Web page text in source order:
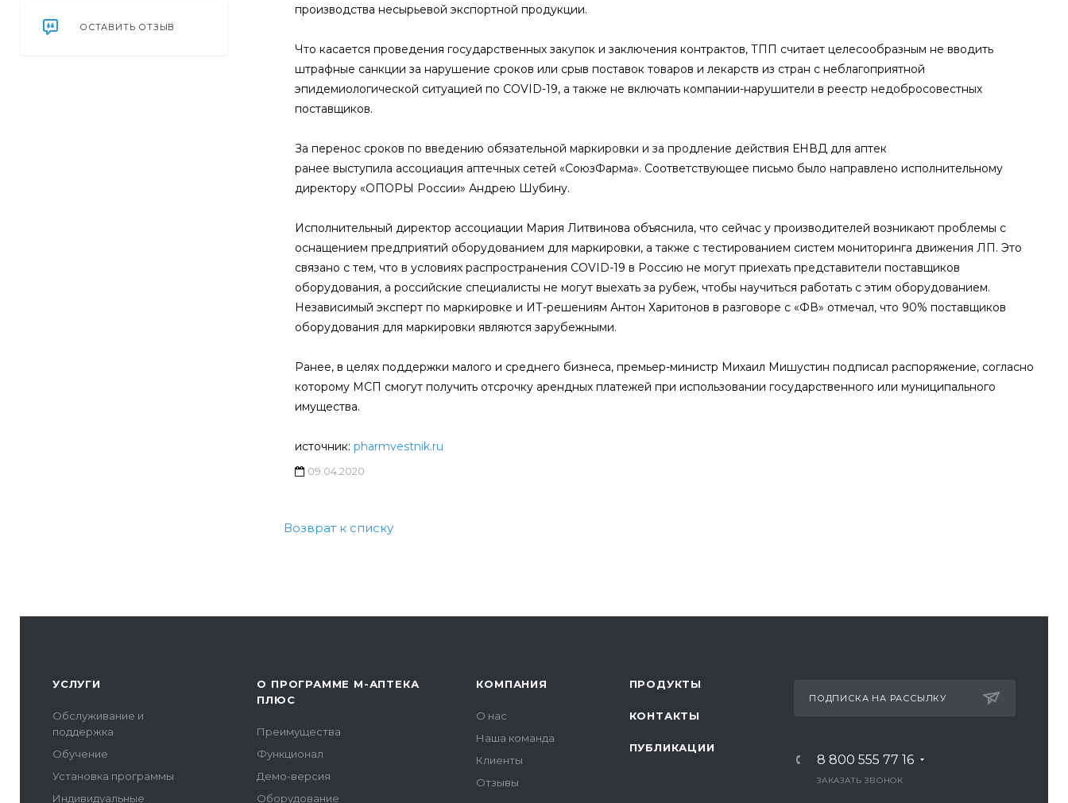
ОСТАВИТЬ ОТЗЫВ
производства несырьевой экспортной продукции.
Что касается проведения государственных закупок и заключения контрактов, ТПП считает целесообразным не вводить
штрафные санкции за нарушение сроков или срыв поставок товаров и лекарств из стран с неблагоприятной
эпидемиологической ситуацией по COVID-19, а также не включать компании-нарушители в реестр недобросовестных
поставщиков.
За перенос сроков по введению обязательной маркировки и за продление действия ЕНВД для аптек
ранее выступила ассоциация аптечных сетей «СоюзФарма». Соответствующее письмо было направлено исполнительному
директору «ОПОРЫ России» Андрею Шубину.
Исполнительный директор ассоциации Мария Литвинова объяснила, что сейчас у производителей возникают проблемы с
оснащением предприятий оборудованием для маркировки, а также с тестированием систем мониторинга движения ЛП. Это
связано с тем, что в условиях распространения COVID-19 в Россию не могут приехать представители поставщиков
оборудования, а российские специалисты не могут выехать за рубеж, чтобы научиться работать с этим оборудованием.
Независимый эксперт по маркировке и ИТ-решениям Антон Харитонов в разговоре с «ФВ» отмечал, что 90% поставщиков
оборудования для маркировки являются зарубежными.
Ранее, в целях поддержки малого и среднего бизнеса, премьер-министр Михаил Мишустин подписал распоряжение, согласно
которому МСП смогут получить отсрочку арендных платежей при использовании государственного или муниципального
имущества.
источник: pharmvestnik.ru
09.04.2020
Возврат к списку
УСЛУГИ
Обслуживание и
поддержка
Обучение
Установка программы
Индивидуальные
О ПРОГРАММЕ М-АПТЕКА
ПЛЮС
Преимущества
Функционал
Демо-версия
Оборудование
КОМПАНИЯ
О нас
Наша команда
Клиенты
Отзывы
ПРОДУКТЫ
КОНТАКТЫ
ПУБЛИКАЦИИ
ПОДПИСКА НА РАССЫЛКУ
8 800 555 77 16
ЗАКАЗАТЬ ЗВОНОК